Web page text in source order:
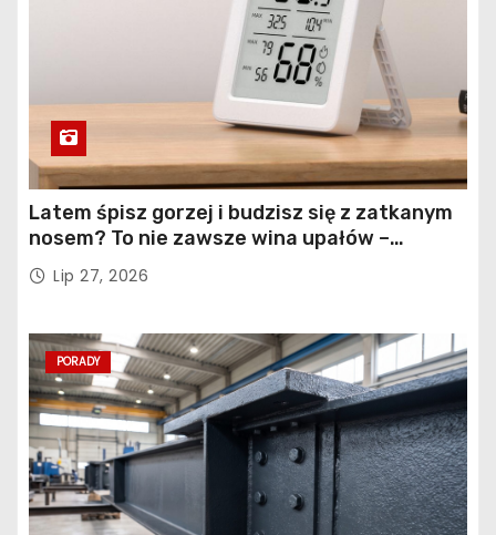
Latem śpisz gorzej i budzisz się z zatkanym
nosem? To nie zawsze wina upałów –
sprawdź, co naprawdę pogarsza jakość snu
Lip 27, 2026
PORADY